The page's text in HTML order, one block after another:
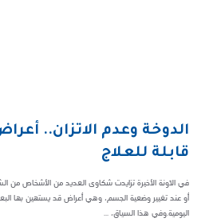
الدوخة وعدم الاتزان..
قابلة للعلاج
في الآونة الأخيرة تزايدت شكاوى العديد من الأشخاص من
أو عند تغيير وضعية الجسم، وهي أعراض قد يستهين بها
اليومية.وفي هذا السياق، ...